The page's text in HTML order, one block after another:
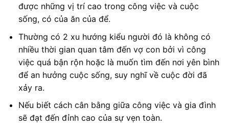
được những vị trí cao trong công việc và cuộc
sống, có của ăn của để.
Thường có 2 xu hướng kiểu người đó là không có
nhiều thời gian quan tâm đến vợ con bởi vì công
việc quá bận rộn hoặc là muốn tìm đến nơi yên bình
để an hưởng cuộc sống, suy nghĩ về cuộc đời đã
xảy ra.
Nếu biết cách cân bằng giữa công việc và gia đình
sẽ đạt đến đỉnh cao của sự vẹn toàn.